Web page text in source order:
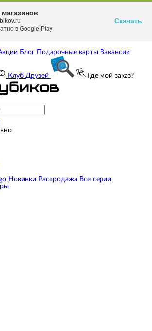
Блог Подарочные карты Вакансии
Клуб Друзей Где мой заказ?
Новинки Распродажа Все серии
в Google Play
Скачать